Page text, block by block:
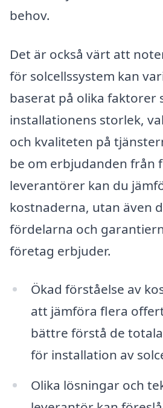
behov.
Det är också värt att
för solcellssystem kan
baserat på olika faktorer
installationens storlek,
och kvaliteten på
be om erbjudanden från
leverantörer kan du
kostnaderna, utan även
fördelarna och
företag erbjuder.
Ökad förståelse av
att jämföra flera
bättre förstå de
för installation av
Olika lösningar och